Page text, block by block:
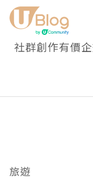
社群創作有價
旅遊